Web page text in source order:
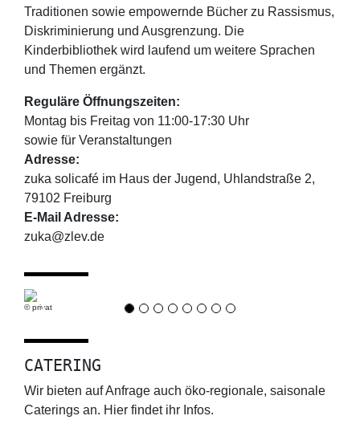
Traditionen sowie empowernde Bücher zu Rassismus,
Diskriminierung und Ausgrenzung. Die
Kinderbibliothek wird laufend um weitere Sprachen
und Themen ergänzt.
Reguläre Öffnungszeiten:
Montag bis Freitag von 11:00-17:30 Uhr
sowie für Veranstaltungen
Adresse:
zuka solicafé im Haus der Jugend, Uhlandstraße 2,
79102 Freiburg
E-Mail Adresse:
zuka@zlev.de
© privat
CATERING
Wir bieten auf Anfrage auch öko-regionale, saisonale
Caterings an. Hier findet ihr Infos.